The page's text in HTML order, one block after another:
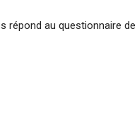
répond au questionnaire de